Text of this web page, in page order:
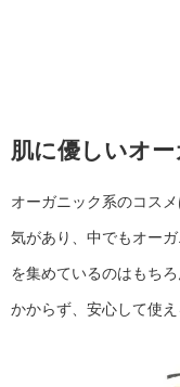
肌に優しいオ
オーガニック系のコス
気があり、中でもオー
を集めているのはもち
かからず、安心して使え